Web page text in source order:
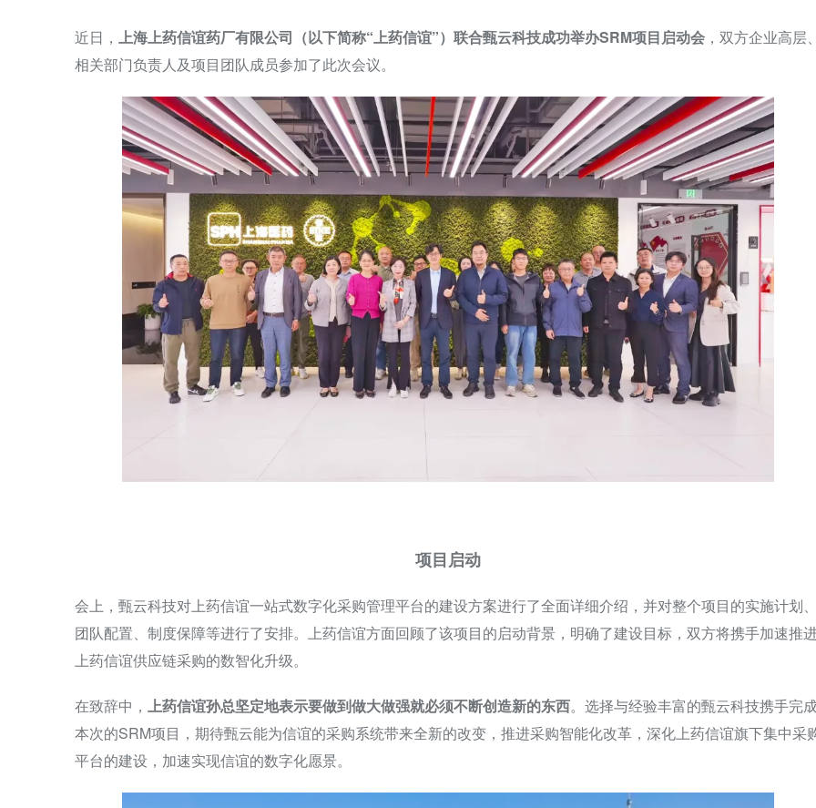
近日， 上海上药信谊药厂有限公司（以下简称“上药信谊”）联合甄云科技成功举办SRM项目启动会 ，双方企业高层
相关部门负责人及项目团队成员参加了此次会议。
项目启动
会上，甄云科技对上药信谊一站式数字化采购管理平台的建设方案进行了全面详细介绍，并对整个项目的实施计划
团队配置、制度保障等进行了安排。上药信谊方面回顾了该项目的启动背景，明确了建设目标，双方将携手加速推
上药信谊供应链采购的数智化升级。
在致辞中， 上药信谊孙总坚定地表示要做到做大做强就必须不断创造新的东西。选择与经验丰富的甄云科技携手完
本次的SRM项目，期待甄云能为信谊的采购系统带来全新的改变，推进采购智能化改革，深化上药信谊旗下集中采
平台的建设，加速实现信谊的数字化愿景。